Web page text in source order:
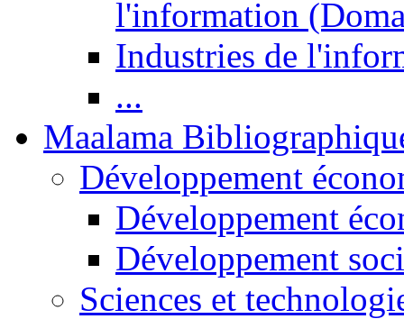
l'information
Industries de
...
Maalama
Développement
Développement
Développement
Sciences et